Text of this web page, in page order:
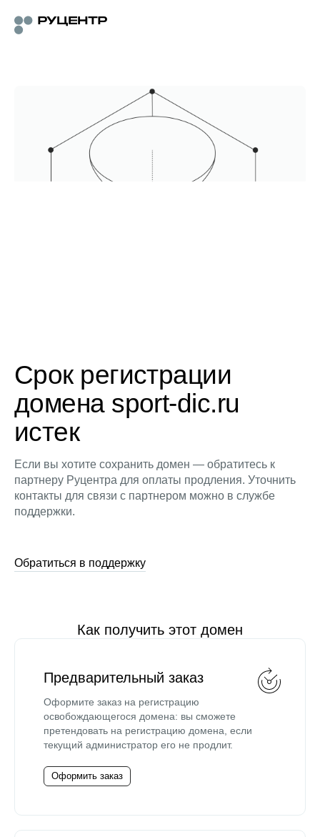
Срок регистрации
домена sport-dic.ru
истек
Если вы хотите сохранить домен — обратитесь к
партнеру Руцентра для оплаты продления. Уточнить
контакты для связи с партнером можно в службе
поддержки.
Обратиться в поддержку
Как получить этот домен
Предварительный заказ
Оформите заказ на регистрацию
освобождающегося домена: вы сможете
претендовать на регистрацию домена, если
текущий администратор его не продлит.
Оформить заказ